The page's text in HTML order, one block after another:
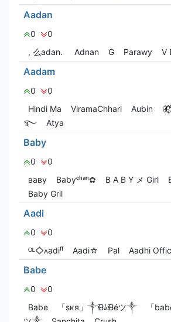
Aadan
0
0
, 么adan.
Adnan G Parawy V
Aadam
0
0
Hindi Ma
ViramaChhari Aubin
࿐
Atya
Baby
0
0
ваву
Babyᶜʰᵃⁿ✿ B A B Y メ Girl
Baby Gril
Aadi
0
0
ᴼᴸ◇ᴀadiᶠᶠ
Aadi☆ Pal Aadhi
Babe
0
0
Babe
「ѕкя」༒ᙩﾑᙩéツ༒
「